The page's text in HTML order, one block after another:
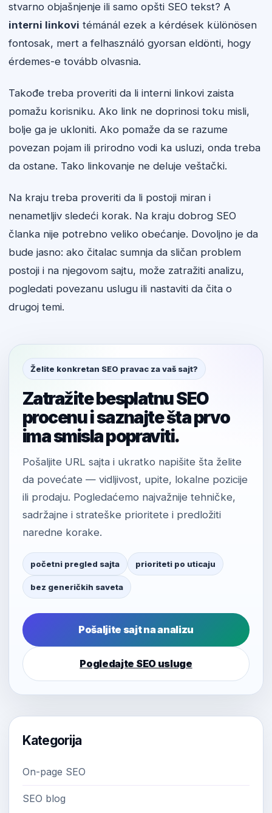
stvarno objašnjenje ili samo opšti SEO tekst? A
interni linkovi témánál ezek a kérdések különösen
fontosak, mert a felhasználó gyorsan eldönti, hogy
érdemes-e tovább olvasnia.
Takođe treba proveriti da li interni linkovi zaista
pomažu korisniku. Ako link ne doprinosi toku misli,
bolje ga je ukloniti. Ako pomaže da se razume
povezan pojam ili prirodno vodi ka usluzi, onda treba
da ostane. Tako linkovanje ne deluje veštački.
Na kraju treba proveriti da li postoji miran i
nenametljiv sledeći korak. Na kraju dobrog SEO
članka nije potrebno veliko obećanje. Dovoljno je da
bude jasno: ako čitalac sumnja da sličan problem
postoji i na njegovom sajtu, može zatražiti analizu,
pogledati povezanu uslugu ili nastaviti da čita o
drugoj temi.
Želite konkretan SEO pravac za vaš sajt?
Zatražite besplatnu SEO
procenu i saznajte šta prvo
ima smisla popraviti.
Pošaljite URL sajta i ukratko napišite šta želite
da povećate — vidljivost, upite, lokalne pozicije
ili prodaju. Pogledaćemo najvažnije tehničke,
sadržajne i strateške prioritete i predložiti
naredne korake.
početni pregled sajta prioriteti po uticaju
bez generičkih saveta
Pošaljite sajt na analizu
Pogledajte SEO usluge
Kategorija
On-page SEO
SEO blog